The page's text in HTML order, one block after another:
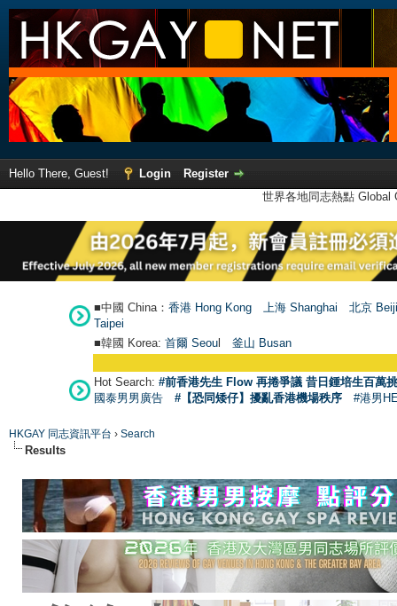
Hello There, Guest! Login
Register
世界各地同志熱點
■中國 China： 香港 Hong Kong 上海 Shanghai
北京
Taipei
■韓國 Korea: 首爾 Seoul 釜山 Busan
Hot Search: #前香港先生 Flow 再捲爭議 昔日鍾培生百萬
國泰男男廣告
#【恐同矮仔】擾亂香港機場秩序 #港男
HKGAY 同志資訊平台 › Search
Results